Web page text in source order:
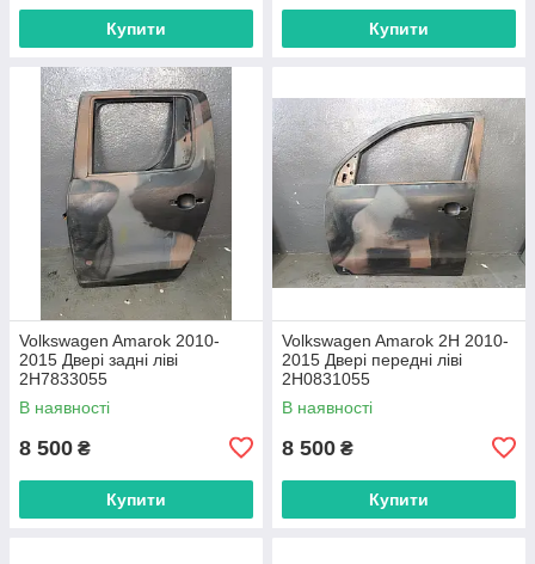
Купити Купити
Volkswagen Amarok 2010-
2015 Двері задні ліві
2H7833055
В наявності
8 500 ₴
Купити
Volkswagen Amarok 2H 2010-
2015 Двері передні ліві
2H0831055
В наявності
8 500 ₴
Купити